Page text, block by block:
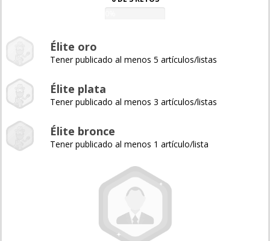
Élite oro
Tener publicado al menos 5 artículos/listas
Élite plata
Tener publicado al menos 3 artículos/listas
Élite bronce
Tener publicado al menos 1 artículo/lista